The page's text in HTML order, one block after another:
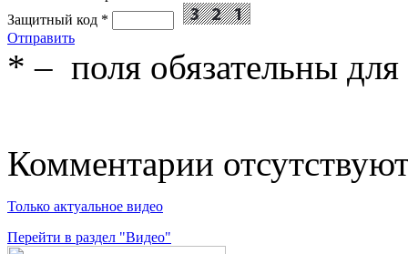
Защитный код *
Отправить
* – поля обязательны для
Комментарии
Только актуальное видео
Перейти в раздел "Видео"